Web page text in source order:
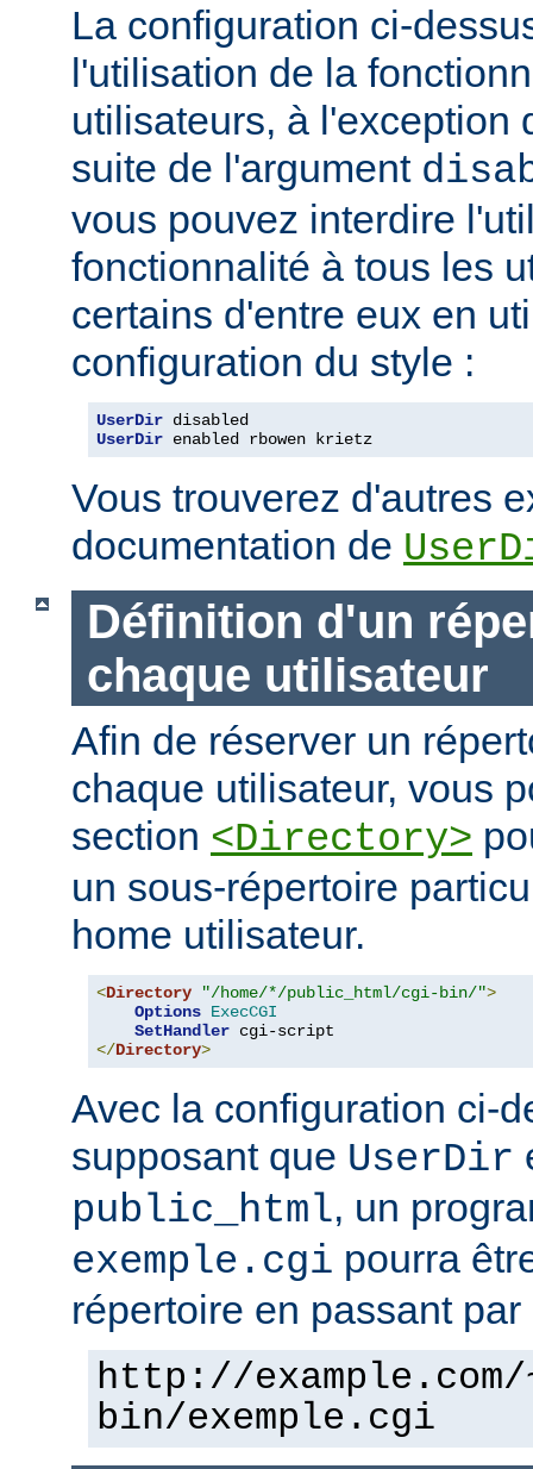
La configuration ci-
l'utilisation de la
utilisateurs, à l'exception
suite de l'argument
vous pouvez interdire
fonctionnalité à tous les
certains d'entre eux en
configuration du style :
UserDir
UserDir enabled rbowen krietz
Vous trouverez d'autres
documentation de
Définition d'un
chaque utilisateur
Afin de réserver un
chaque utilisateur, vous
section <Directory>
un sous-répertoire
home utilisateur.
<Directory "/home/*/public_html/cgi-bin/">
Options ExecCGI
SetHandler
</Directory>
Avec la configuration ci-
supposant que UserDir
public_html, un
exemple.cgi pourra
répertoire en passant par
http://
bin/exemple.cgi